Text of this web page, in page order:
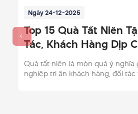
Ngày 15-12-2025
Gợi Ý 10 Mẫu Giỏ
Sang Trọng, Chất
Giỏ quà Tết 300k là lựa chọn
tặng nhân viên, khách hàng.